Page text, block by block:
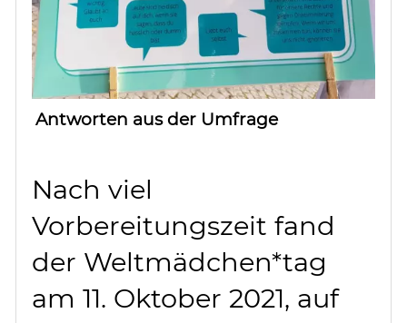
Antworten aus der Umfrage
Nach viel
Vorbereitungszeit fand
der Weltmädchen*tag
am 11. Oktober 2021, auf